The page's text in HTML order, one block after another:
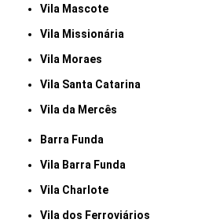
Vila Mascote
Vila Missionária
Vila Moraes
Vila Santa Catarina
Vila da Mercês
Barra Funda
Vila Barra Funda
Vila Charlote
Vila dos Ferroviários